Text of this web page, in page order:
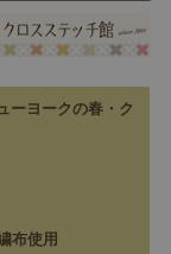
ーヨークの春・ク
布使用